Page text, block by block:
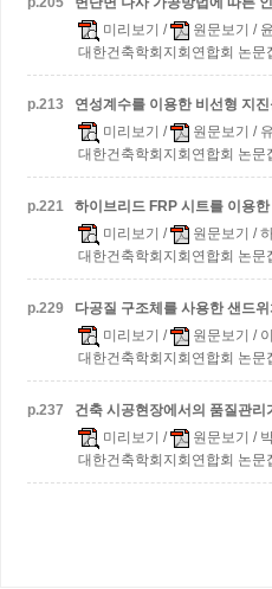
미리보기 / 원문보기 /
대한건축학회지회연합회 논
p.213
연성계수를 이용한 비선형 지
미리보기 / 원문보기 /
대한건축학회지회연합회 논
p.221
하이브리드 FRP 시트를 이용
미리보기 / 원문보기 /
대한건축학회지회연합회 논
p.229
다공질 구조체를 사용한 샌드
미리보기 / 원문보기 /
대한건축학회지회연합회 논
p.237
건축 시공현장에서의 품질관
미리보기 / 원문보기 /
대한건축학회지회연합회 논